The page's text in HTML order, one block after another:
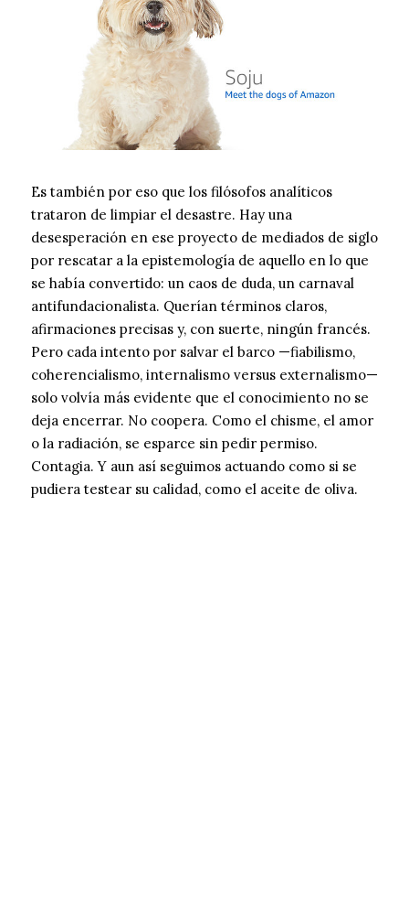
Es también por eso que los filósofos analíticos
trataron de limpiar el desastre. Hay una
desesperación en ese proyecto de mediados de siglo
por rescatar a la epistemología de aquello en lo que
se había convertido: un caos de duda, un carnaval
antifundacionalista. Querían términos claros,
afirmaciones precisas y, con suerte, ningún francés.
Pero cada intento por salvar el barco —fiabilismo,
coherencialismo, internalismo versus externalismo—
solo volvía más evidente que el conocimiento no se
deja encerrar. No coopera. Como el chisme, el amor
o la radiación, se esparce sin pedir permiso.
Contagia. Y aun así seguimos actuando como si se
pudiera testear su calidad, como el aceite de oliva.